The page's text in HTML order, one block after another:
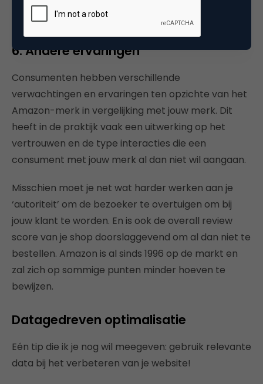
optimalisatie op de lange termijn.
6. Andere ervaringen
Consumenten hebben verschillende
verwachtingen en ervaringen ten opzichte van het
Amazon-merk in vergelijking met jouw merk. Dit
heeft in de praktijk vaak een uitwerking op het
vertrouwen en de type interacties die een
consument met jouw merk al dan niet wil aangaan.
Misschien moet je net wat harder werken aan je
‘autoriteit’ om de bezoeker te overtuigen om bij
jouw klant te worden. En is ook de overall review
score van je shop doorslaggevend om al dan niet te
bestellen. Amazon is al sinds 1996 op de markt en
zal zich op sommige punten minder hoeven te
bewijzen.
Datagedreven optimalisatie
Eén tip die ik je nog wil meegeven: gebruik relevante
data bij het verbeteren van je website!